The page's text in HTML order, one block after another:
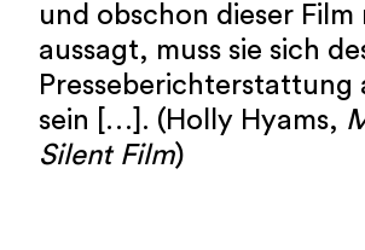
und obschon dieser
aussagt, muss sie sich
Presseberichterstattung
sein […]. (Holly Hyams,
Silent Film)